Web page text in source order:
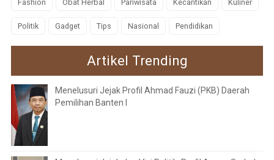
Fashion Obat Herbal Pariwisata Kecantikan Kuliner
Politik Gadget Tips Nasional Pendidikan
Artikel Trending
Menelusuri Jejak Profil Ahmad Fauzi (PKB) Daerah
Pemilihan Banten I